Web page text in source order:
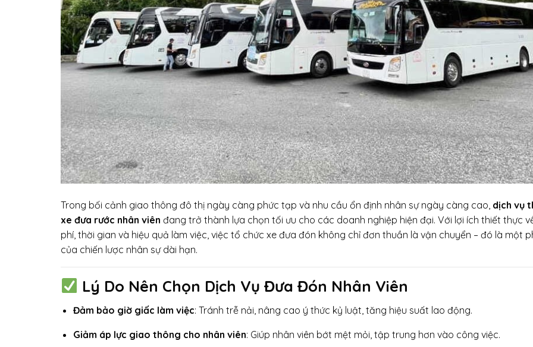
Trong bối cảnh giao thông đô thị ngày càng phức tạp và nhu cầu ổn định nhân sự ngày càng cao, dịch vụ
xe đưa rước nhân viên đang trở thành lựa chọn tối ưu cho các doanh nghiệp hiện đại. Với lợi ích thiết thực
phí, thời gian và hiệu quả làm việc, việc tổ chức xe đưa đón không chỉ đơn thuần là vận chuyển – đó là một
của chiến lược nhân sự dài hạn.
Lý Do Nên Chọn Dịch Vụ Đưa Đón Nhân Viên
Đảm bảo giờ giấc làm việc: Tránh trễ nải, nâng cao ý thức kỷ luật, tăng hiệu suất lao động.
Giảm áp lực giao thông cho nhân viên: Giúp nhân viên bớt mệt mỏi, tập trung hơn vào công việc.